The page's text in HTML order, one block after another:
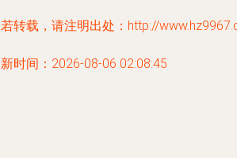
转载，请注明出处：http://
时间：2026-08-06 02:08:45